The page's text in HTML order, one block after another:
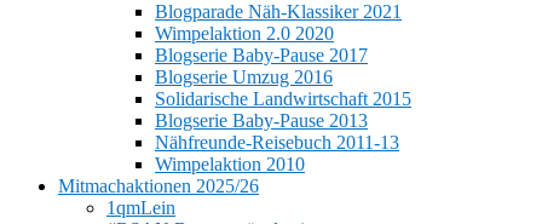
Blogparade Näh-Klassiker 2021
Wimpelaktion 2.0 2020
Blogserie Baby-Pause 2017
Blogserie Umzug 2016
Solidarische Landwirtschaft 2015
Blogserie Baby-Pause 2013
Nähfreunde-Reisebuch 2011-13
Wimpelaktion 2010
Mitmachaktionen 2025/26
1qmLein